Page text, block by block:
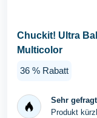
Chuckit! Ultra
Multicolor
36 % Rabatt
Sehr
Produkt